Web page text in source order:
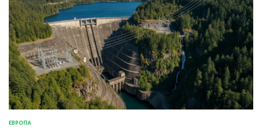
ОПУБЛИКОВАНО
ЕВРОПА